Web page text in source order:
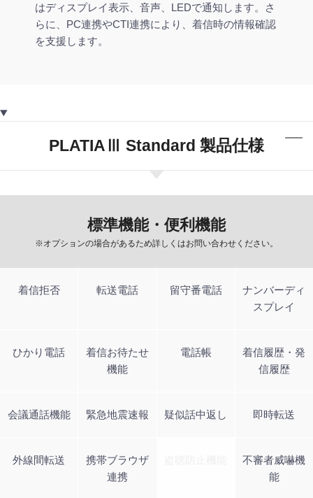
はディスプレイ表示、音声、LEDで通知します。さ
らに、PC連携やCTI連携により、着信時の情報確認
を支援します。
PLATIAⅢ Standard 製品仕様
標準機能・便利機能
※オプションの場合があるため詳しくはお問い合わせください。
着信拒否 転送電話 留守番電話
ナンバーディ
スプレイ
ひかり電話
着信お待たせ
機能
電話帳
着信履歴・発
信履歴
会議通話機能 緊急地震速報 疑似話中返し 即時転送
外線間転送
携帯ブラウザ
連携
不審者威嚇機
能